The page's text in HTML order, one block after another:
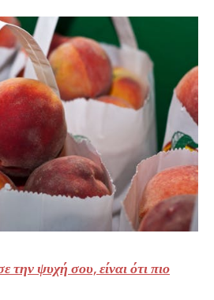
την ψυχή σου, είναι ότι πιο